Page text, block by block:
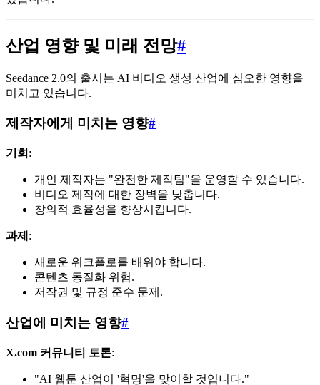
산업 영향 및 미래 전망#
Seedance 2.0의 출시는 AI 비디오 생성 산업에 심오한 영향을
미치고 있습니다.
제작자에게 미치는 영향#
기회 :
개인 제작자는 "완전한 제작팀"을 운영할 수 있습니다.
비디오 제작에 대한 장벽을 낮춥니다.
창의적 효율성을 향상시킵니다.
과제 :
새로운 워크플로를 배워야 합니다.
콘텐츠 동질화 위험.
저작권 및 규정 준수 문제.
산업에 미치는 영향#
X.com 커뮤니티 토론:
"AI 웹툰 산업이 '혁명'을 맞이할 것입니다."